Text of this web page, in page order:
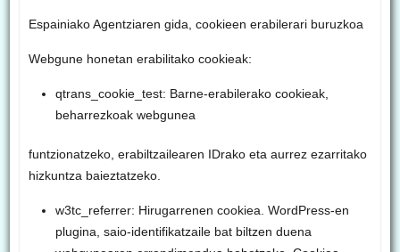
Espainiako Agentziaren gida, cookieen erabilerari buruzkoa
Webgune honetan erabilitako cookieak:
qtrans_cookie_test: Barne-erabilerako cookieak,
beharrezkoak webgunea
funtzionatzeko, erabiltzailearen IDrako eta aurrez ezarritako
hizkuntza baieztatzeko.
w3tc_referrer: Hirugarrenen cookiea. WordPress-en
plugina, saio-identifikatzaile bat biltzen duena